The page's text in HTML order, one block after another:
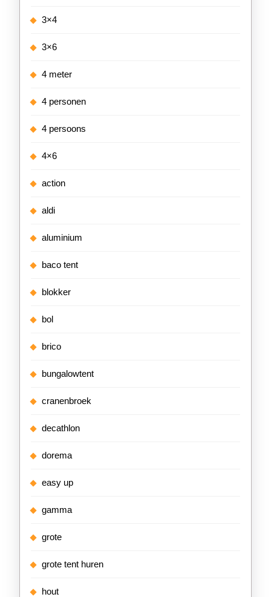
3×4
3×6
4 meter
4 personen
4 persoons
4×6
action
aldi
aluminium
baco tent
blokker
bol
brico
bungalowtent
cranenbroek
decathlon
dorema
easy up
gamma
grote
grote tent huren
hout